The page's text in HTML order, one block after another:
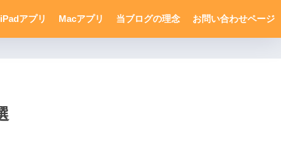
iPadアプリ Macアプリ 当ブログの理念 お問い合わせページ